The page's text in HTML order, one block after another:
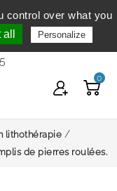
de 9h à 12h et
0
lithothérapie
de pierres roulées.
control over what you
Personalize